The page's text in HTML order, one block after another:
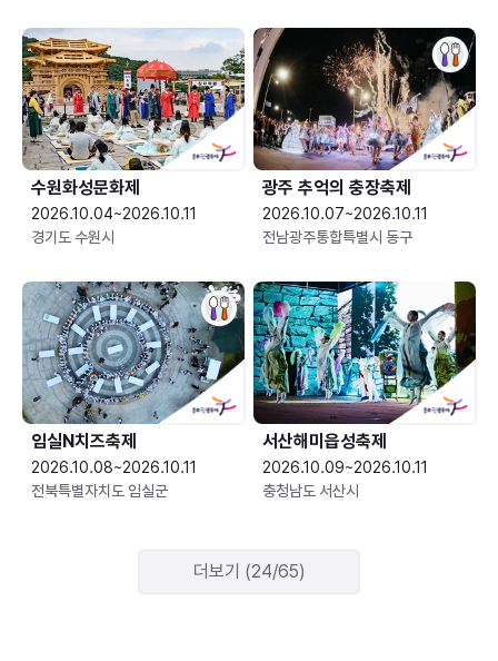
수원화성문화제
2026.10.04~2026.10.11
경기도 수원시
광주 추억의 충장축제
2026.10.07~2026.10.11
전남광주통합특별시 동구
임실N치즈축제
2026.10.08~2026.10.11
전북특별자치도 임실군
서산해미읍성축제
2026.10.09~2026.10.11
충청남도 서산시
더보기 (24/65)